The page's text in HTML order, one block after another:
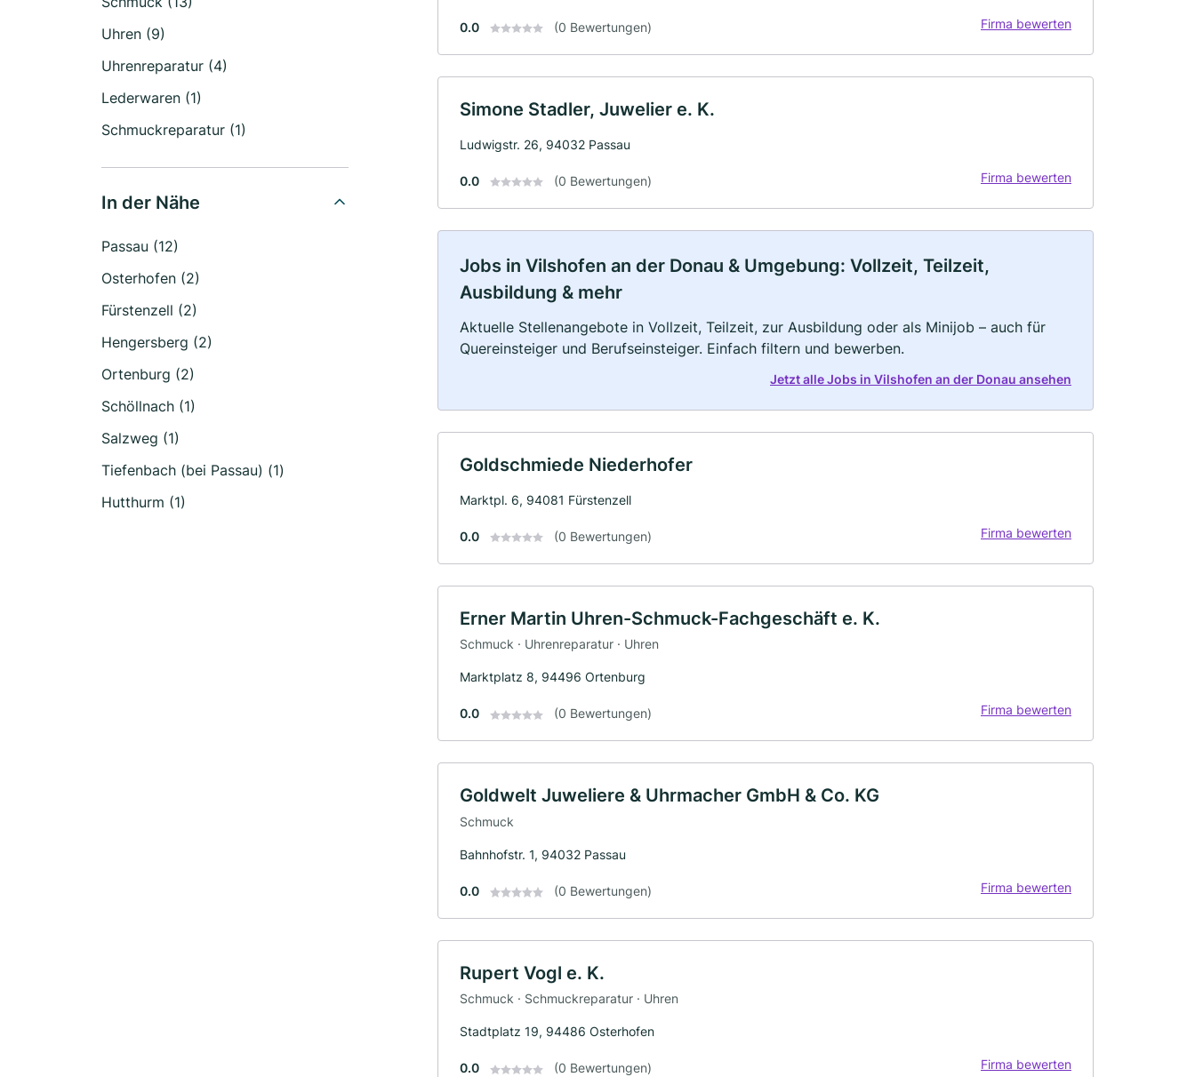
Uhren (9)
Uhrenreparatur (4)
Lederwaren (1)
Schmuckreparatur (1)
In der Nähe
Passau (12)
Osterhofen (2)
Fürstenzell (2)
Hengersberg (2)
Ortenburg (2)
Schöllnach (1)
Salzweg (1)
Tiefenbach (bei Passau) (1)
Hutthurm (1)
0.0 (0 Bewertungen) Firma bewerten
Simone Stadler, Juwelier e. K.
Ludwigstr. 26, 94032 Passau
0.0 (0 Bewertungen) Firma bewerten
Jobs in Vilshofen an der Donau & Umgebung: Vollzeit, Teilzeit,
Ausbildung & mehr
Aktuelle Stellenangebote in Vollzeit, Teilzeit, zur Ausbildung oder als Minijob – auch für
Quereinsteiger und Berufseinsteiger. Einfach filtern und bewerben.
Jetzt alle Jobs in Vilshofen an der Donau ansehen
Goldschmiede Niederhofer
Marktpl. 6, 94081 Fürstenzell
0.0 (0 Bewertungen) Firma bewerten
Erner Martin Uhren-Schmuck-Fachgeschäft e. K.
Schmuck · Uhrenreparatur · Uhren
Marktplatz 8, 94496 Ortenburg
0.0 (0 Bewertungen) Firma bewerten
Goldwelt Juweliere & Uhrmacher GmbH & Co. KG
Schmuck
Bahnhofstr. 1, 94032 Passau
0.0 (0 Bewertungen) Firma bewerten
Rupert Vogl e. K.
Schmuck · Schmuckreparatur · Uhren
Stadtplatz 19, 94486 Osterhofen
0.0 (0 Bewertungen) Firma bewerten